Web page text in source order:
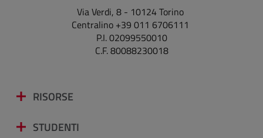
Via Verdi, 8 - 10124 Torino
Centralino +39 011 6706111
P.I. 02099550010
C.F. 80088230018
RISORSE
STUDENTI